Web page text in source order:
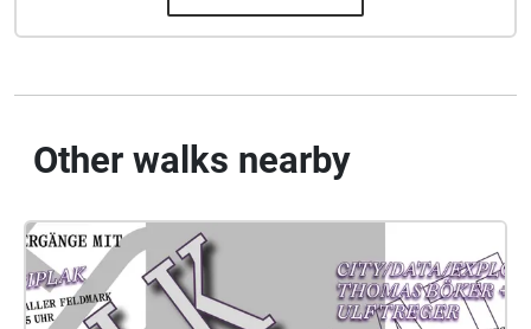
Other walks nearby